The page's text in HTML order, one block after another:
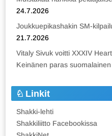
24.7.2026
Joukkuepikashakin SM-
21.7.2026
Vitaly Sivuk voitti XXXIV
Keinänen paras suomalainen
Linkit
Shakki-lehti
Shakkiliitto Facebookissa